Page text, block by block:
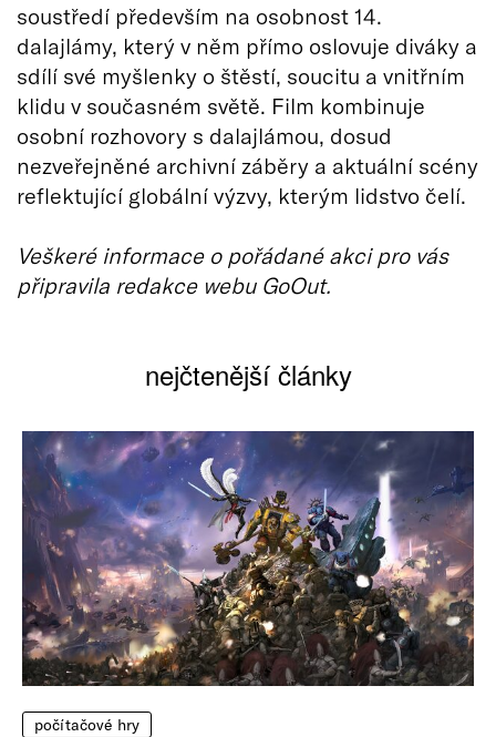
soustředí především na osobnost 14.
dalajlámy, který v něm přímo oslovuje diváky a
sdílí své myšlenky o štěstí, soucitu a vnitřním
klidu v současném světě. Film kombinuje
osobní rozhovory s dalajlámou, dosud
nezveřejněné archivní záběry a aktuální scény
reflektující globální výzvy, kterým lidstvo čelí.
Veškeré informace o pořádané akci pro vás
připravila redakce webu GoOut.
nejčtenější články
počítačové hry